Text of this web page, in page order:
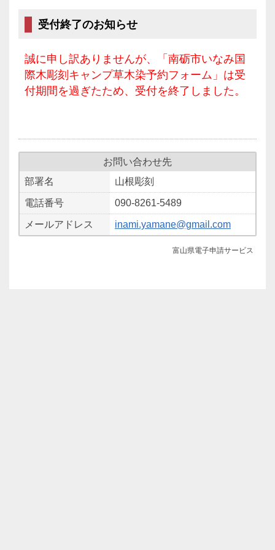
受付終了のお知らせ
誠に申し訳ありませんが、「南砺市いなみ国
際木彫刻キャンプ草木染予約フォーム」は受
付期間を過ぎたため、受付を終了しました。
お問い合わせ先
部署名
山根彫刻
電話番号 090-8261-5489
メールアドレス inami.yamane@gmail.com
富山県電子申請サービス